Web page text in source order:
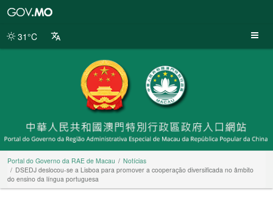
da
31°C
Portal do Governo da RAE de Macau
Notícias
DSEDJ deslocou-se a Lisboa para promover a cooperação diversificada no âmbito
do ensino da língua portuguesa